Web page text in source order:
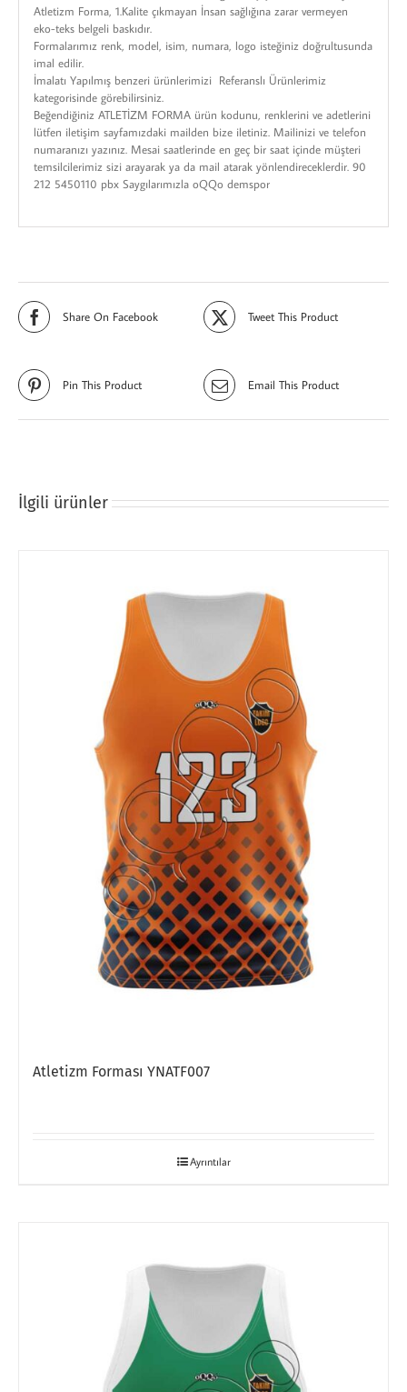
Atletizm Forma, 1.Kalite çıkmayan İnsan sağlığına zarar vermeyen
eko-teks belgeli baskıdır.
Formalarımız renk, model, isim, numara, logo isteğiniz doğrultusunda
imal edilir.
İmalatı Yapılmış benzeri ürünlerimizi Referanslı Ürünlerimiz
kategorisinde görebilirsiniz.
Beğendiğiniz ATLETİZM FORMA ürün kodunu, renklerini ve adetlerini
lütfen iletişim sayfamızdaki mailden bize iletiniz. Mailinizi ve telefon
numaranızı yazınız. Mesai saatlerinde en geç bir saat içinde müşteri
temsilcilerimiz sizi arayarak ya da mail atarak yönlendireceklerdir. 90
212 5450110 pbx Saygılarımızla oQQo demspor
Share On Facebook Tweet This Product
Pin This Product Email This Product
İlgili ürünler
Atletizm Forması YNATF007
Ayrıntılar